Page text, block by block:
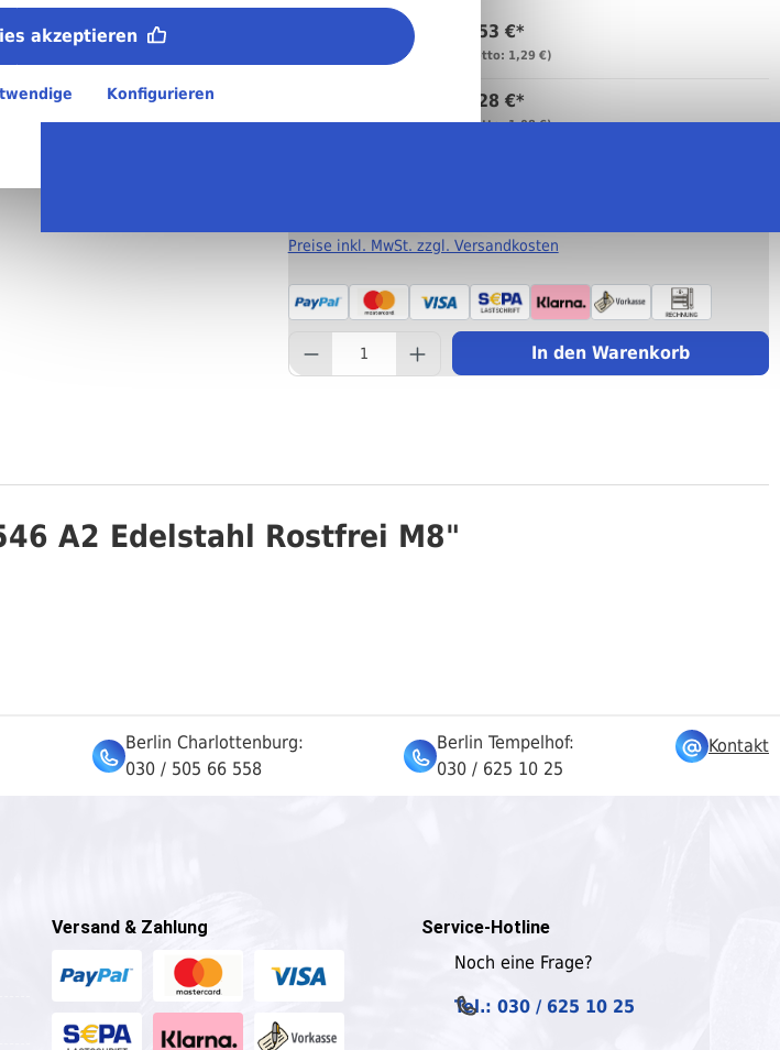
4-6 Arbeitstage
1,53 €*
(netto: 1,29 €)
1,28 €*
(netto: 1,08 €)
Preise inkl. MwSt. zzgl. Versandkosten
In den Warenkorb
A2 Edelstahl Rostfrei M8"
Berlin Charlottenburg:
030 / 505 66 558
Berlin Tempelhof:
030 / 625 10 25
Kontakt
Versand & Zahlung
Service-Hotline
Noch eine Frage?
Tel.: 030 / 625 10 25
akzeptieren
Konfigurieren